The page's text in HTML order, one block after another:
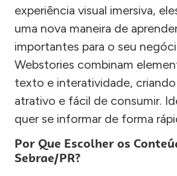
experiência visual imersiva,
uma nova maneira de
importantes para o seu
Webstories combinam
texto e interatividade,
atrativo e fácil de consumir.
quer se informar de forma
Por Que Escolher os
Sebrae/PR?